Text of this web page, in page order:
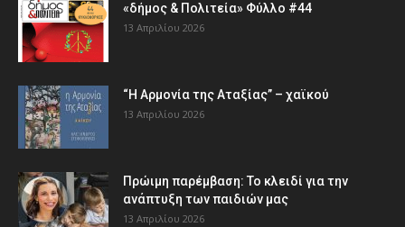
«δήμος & Πολιτεία» Φύλλο #44
13 Απριλίου 2026
“Η Αρμονία της Αταξίας” – χαϊκού
13 Απριλίου 2026
Πρώιμη παρέμβαση: Το κλειδί για την
ανάπτυξη των παιδιών µας
13 Απριλίου 2026